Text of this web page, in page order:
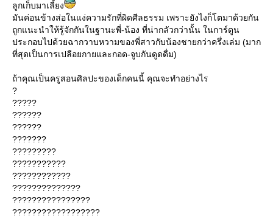
ลูกเก็บมาเลี้ยง
มันค่อนข้างส่อในแง่ความรักที่ผิดศีลธรรม เพราะยังไงก็โตมาด้วยกัน
ถูกแนะนำให้รู้จักกันในฐานะพี่-น้อง ที่น่ากลัวกว่านั้น ในการ์ตูน
ประกอบไปด้วยฉากวาบหวามของพี่สาวกับน้องชายกว่าครึ่งเล่ม (มาก
ที่สุดเป็นการเปลือยกายและกอด-จูบกันดูดดื่ม)
ถ้าคุณเป็นครูสอนศิลปะของเด็กคนนี้ คุณจะทำอย่างไร
?
?????
??????
??????
???????
?????????
???????????
????????????
??????????????
????????????????
??????????????????